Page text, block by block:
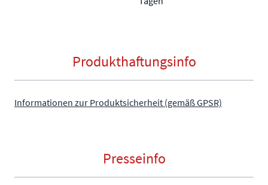
Produkthaftungsinfo
Informationen zur Produktsicherheit (gemäß GPSR)
Presseinfo